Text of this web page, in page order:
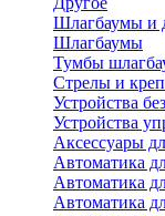
Шлагбаумы и
Шлагбаумы
Тумбы
Стрелы и
Устройства
Устройства
Аксессуары
Автоматика
Автоматика
Автоматика